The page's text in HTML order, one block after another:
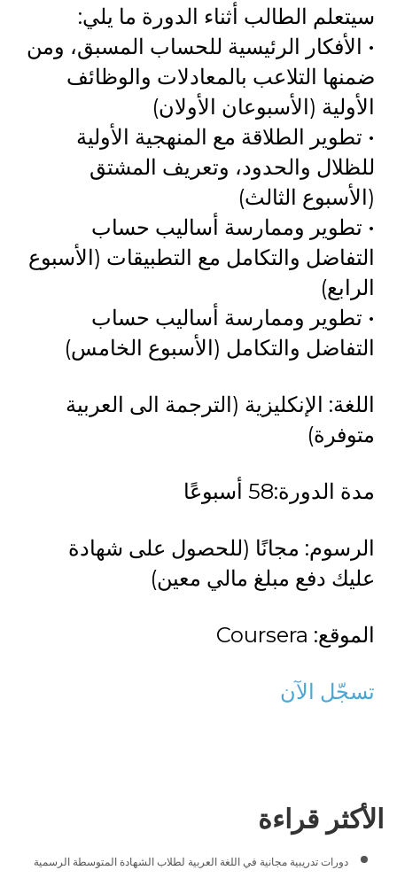
سيتعلم الطالب أثناء الدورة ما يلي:
• الأفكار الرئيسية للحساب المسبق، ومن
ضمنها التلاعب بالمعادلات والوظائف
الأولية (الأسبوعان الأولان)
• تطوير الطلاقة مع المنهجية الأولية
للظلال والحدود، وتعريف المشتق
(الأسبوع الثالث)
• تطوير وممارسة أساليب حساب
التفاضل والتكامل مع التطبيقات (الأسبوع
الرابع)
• تطوير وممارسة أساليب حساب
التفاضل والتكامل (الأسبوع الخامس)
اللغة: الإنكليزية (الترجمة الى العربية
متوفرة)
مدة الدورة:58 أسبوعًا
الرسوم: مجانًا (للحصول على شهادة
عليك دفع مبلغ مالي معين)
الموقع: Coursera
تسجّل الآن
الأكثر قراءة
دورات تدريبية مجانية في اللغة العربية لطلاب الشهادة المتوسطة الرسمية